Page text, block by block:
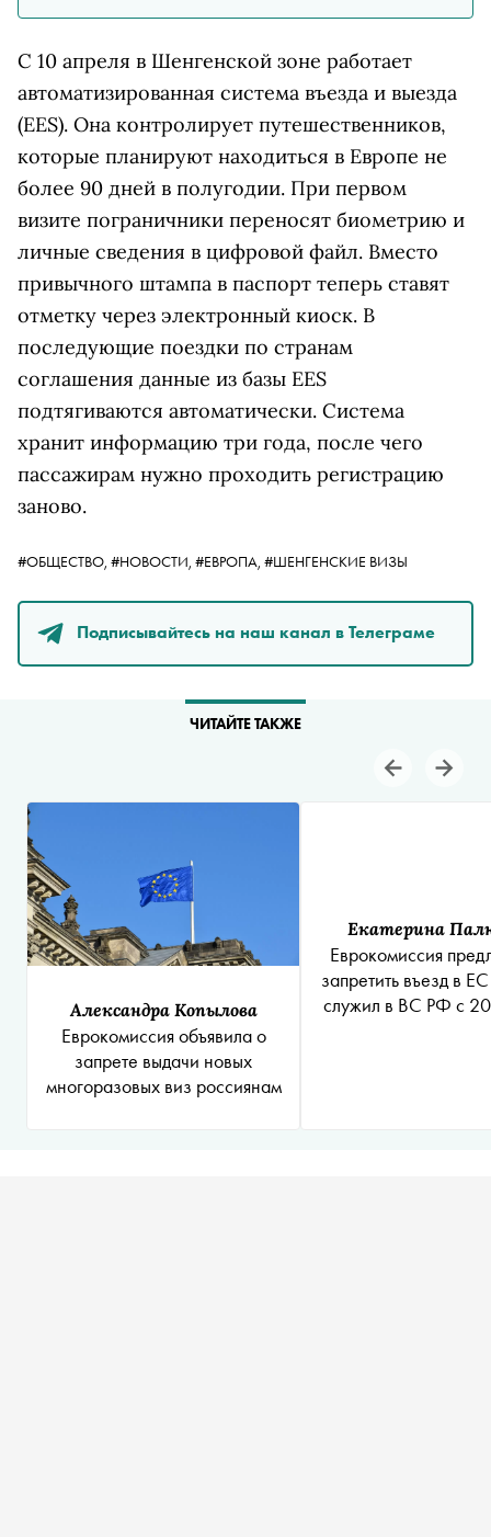
С 10 апреля в Шенгенской зоне работает
автоматизированная система въезда и выезда
(EES). Она контролирует путешественников,
которые планируют находиться в Европе не
более 90 дней в полугодии. При первом
визите пограничники переносят биометрию и
личные сведения в цифровой файл. Вместо
привычного штампа в паспорт теперь ставят
отметку через электронный киоск. В
последующие поездки по странам
соглашения данные из базы EES
подтягиваются автоматически. Система
хранит информацию три года, после чего
пассажирам нужно проходить регистрацию
заново.
#ОБЩЕСТВО, #НОВОСТИ, #ЕВРОПА, #ШЕНГЕНСКИЕ ВИЗЫ
Подписывайтесь на наш канал в Телеграме
ЧИТАЙТЕ ТАКЖЕ
Александра Копылова
Еврокомиссия объявила о
запрете выдачи новых
многоразовых виз россиянам
Екатерина
Еврокомиссия
запретить въезд в
служил в ВС РФ с